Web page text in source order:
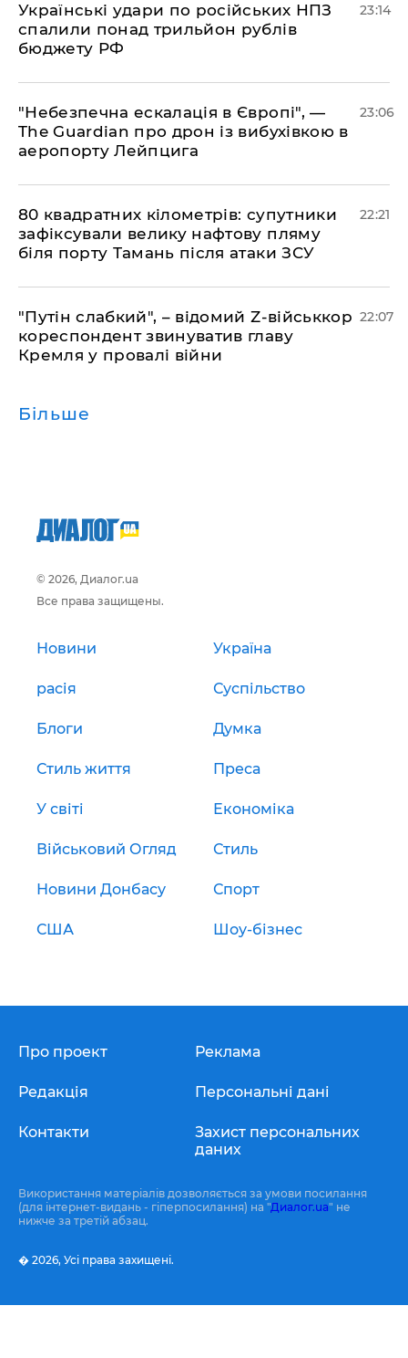
​Українські удари по російських НПЗ
спалили понад трильйон рублів
бюджету РФ
23:14
​"Небезпечна ескалація в Європі", —
The Guardian про дрон із вибухівкою в
аеропорту Лейпцига
23:06
​80 квадратних кілометрів: супутники
зафіксували велику нафтову пляму
біля порту Тамань після атаки ЗСУ
22:21
"Путін слабкий", – відомий Z-військкор
кореспондент звинуватив главу
Кремля у провалі війни
22:07
Більше
© 2026, Диалог.ua
Все права защищены.
Новини Україна
расія Суспільство
Блоги Думка
Стиль життя Преса
У світі Економіка
Військовий Огляд Стиль
Новини Донбасу Спорт
США Шоу-бізнес
Про проект
Редакція
Контакти
Реклама
Персональні дані
Захист персональних
даних
Використання матеріалів дозволяється за умови посилання
(для інтернет-видань - гіперпосилання) на "Диалог.ua" не
нижче за третій абзац.
� 2026, Усі права захищені.